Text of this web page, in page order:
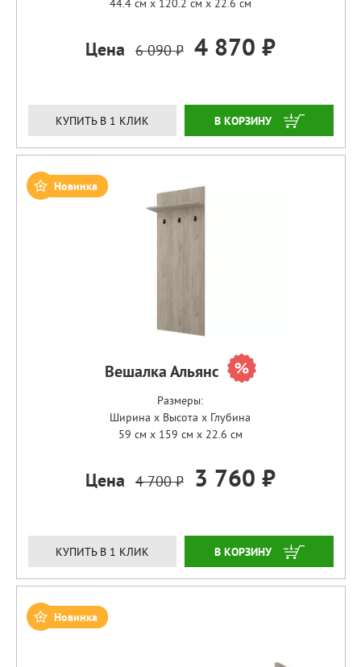
44.4 см x 120.2 см x 22.6 см
Цена 6 090 ₽ 4 870 ₽
КУПИТЬ В 1 КЛИК ЗАКАЗАТЬ
Новинка
Вешалка Альянс
Размеры:
Ширина x Высота x Глубина
59 см x 159 см x 22.6 см
Цена 4 700 ₽ 3 760 ₽
КУПИТЬ В 1 КЛИК ЗАКАЗАТЬ
Новинка